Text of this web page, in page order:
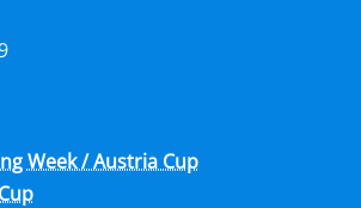
Week / Austria Cup